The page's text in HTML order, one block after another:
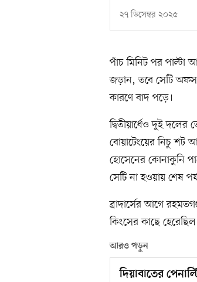
২৭ ডিসেম্বর ২০২৫
পাঁচ মিনিট পর পাল্টা
জড়ান, তবে সেটি
কারণে বাদ পড়ে।
দ্বিতীয়ার্ধেও দুই
বোয়াটেংয়ের নিচু শট
হোসেনের কোনাকুনি
সেটি না হওয়ায় শেষ
ব্রাদার্সের আগে
কিংসের কাছে
আরও পড়ুন
দিয়াবাতের